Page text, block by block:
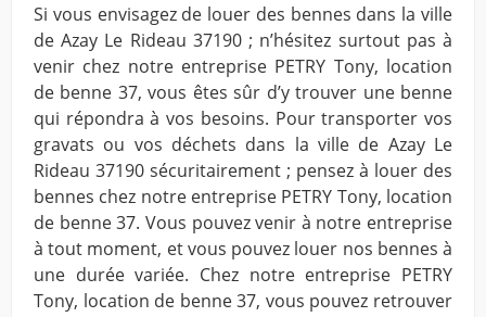
Si vous envisagez de louer des bennes dans la ville
de Azay Le Rideau 37190 ; n’hésitez surtout pas à
venir chez notre entreprise PETRY Tony, location
de benne 37, vous êtes sûr d’y trouver une benne
qui répondra à vos besoins. Pour transporter vos
gravats ou vos déchets dans la ville de Azay Le
Rideau 37190 sécuritairement ; pensez à louer des
bennes chez notre entreprise PETRY Tony, location
de benne 37. Vous pouvez venir à notre entreprise
à tout moment, et vous pouvez louer nos bennes à
une durée variée. Chez notre entreprise PETRY
Tony, location de benne 37, vous pouvez retrouver